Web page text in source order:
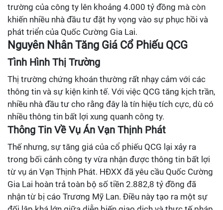
trường của công ty lên khoảng 4.000 tỷ đồng mà còn
khiến nhiều nhà đầu tư đặt hy vọng vào sự phục hồi và
phát triển của Quốc Cường Gia Lai.
Nguyên Nhân Tăng Giá Cổ Phiếu QCG
Tình Hình Thị Trường
Thị trường chứng khoán thường rất nhạy cảm với các
thông tin và sự kiện kinh tế. Với việc QCG tăng kịch trần,
nhiều nhà đầu tư cho rằng đây là tín hiệu tích cực, dù có
nhiều thông tin bất lợi xung quanh công ty.
Thông Tin Về Vụ Án Vạn Thịnh Phát
Thế nhưng, sự tăng giá của cổ phiếu QCG lại xảy ra
trong bối cảnh công ty vừa nhận được thông tin bất lợi
từ vụ án Vạn Thịnh Phát. HĐXX đã yêu cầu Quốc Cường
Gia Lai hoàn trả toàn bộ số tiền 2.882,8 tỷ đồng đã
nhận từ bị cáo Trương Mỹ Lan. Điều này tạo ra một sự